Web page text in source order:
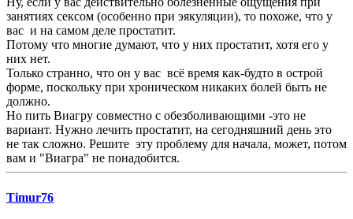
занятиях сексом (особенно при эякуляции), то похоже, что у
вас и на самом деле простатит.
Потому что многие думают, что у них простатит, хотя его у
них нет.
Только странно, что он у вас всё время как-будто в острой
форме, поскольку при хроническом никаких болей быть не
должно.
Но пить Виагру совместно с обезболивающими -это не
вариант. Нужно лечить простатит, на сегодняшний день это
не так сложно. Решите эту проблему для начала, может, потом
вам и "Виагра" не понадобится.
Timur76